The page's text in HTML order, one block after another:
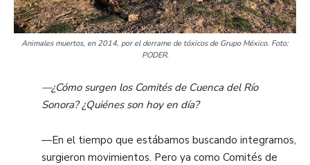
Animales muertos, en 2014, por el derrame de tóxicos de Grupo México. Foto:
PODER.
—¿Cómo surgen los Comités de Cuenca del Río
Sonora? ¿Quiénes son hoy en día?
—En el tiempo que estábamos buscando integrarnos,
surgieron movimientos. Pero ya como Comités de